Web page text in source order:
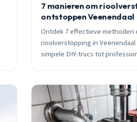
7 manieren om
ontstoppen Veenendaal
Ontdek 7 effectieve methoden
rioolverstopping in
simpele DIY-trucs tot